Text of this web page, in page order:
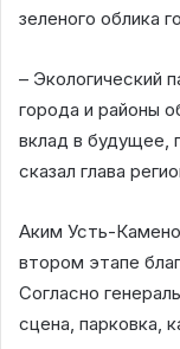
зеленого облика
– Экологический
города и районы
вклад в будущее,
сказал глава
Аким Усть-
втором этапе
Согласно
сцена, парковка,